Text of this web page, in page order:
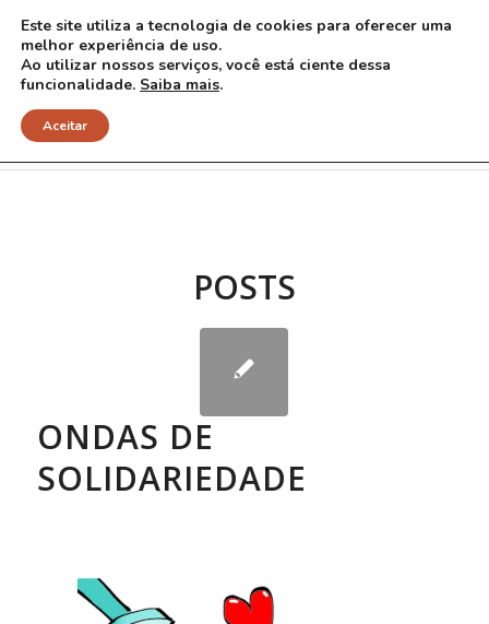
Arquivo para Tag: Nina
POSTS
ONDAS DE
SOLIDARIEDADE
Este site utiliza a tecnologia de cookies para oferecer uma
melhor experiência de uso.
Ao utilizar nossos serviços, você está ciente dessa
funcionalidade. Saiba mais.
Aceitar